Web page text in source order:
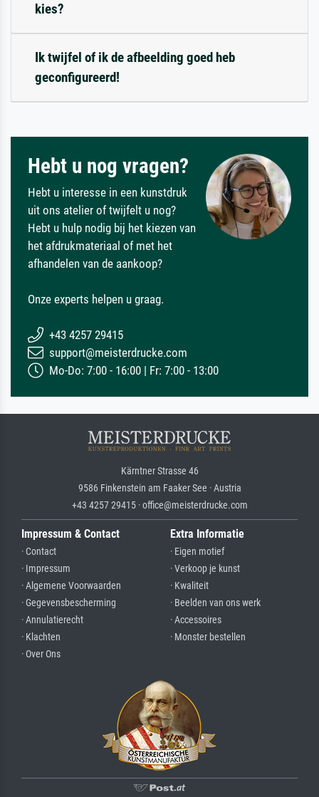
kies?
Ik twijfel of ik de afbeelding goed heb
geconfigureerd!
Hebt u nog vragen?
Hebt u interesse in een kunstdruk
uit ons atelier of twijfelt u nog?
Hebt u hulp nodig bij het kiezen van
het afdrukmateriaal of met het
afhandelen van de aankoop?
Onze experts helpen u graag.
+43 4257 29415
support@meisterdrucke.com
Mo-Do: 7:00 - 16:00 | Fr: 7:00 - 13:00
Kärntner Strasse 46
9586 Finkenstein am Faaker See · Austria
+43 4257 29415 · office@meisterdrucke.com
Impressum & Contact
· Contact
· Impressum
· Algemene Voorwaarden
· Gegevensbescherming
· Annulatierecht
· Klachten
· Over Ons
Extra Informatie
· Eigen motief
· Verkoop je kunst
· Kwaliteit
· Beelden van ons werk
· Accessoires
· Monster bestellen